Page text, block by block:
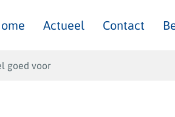
Actueel Contact
goed voor